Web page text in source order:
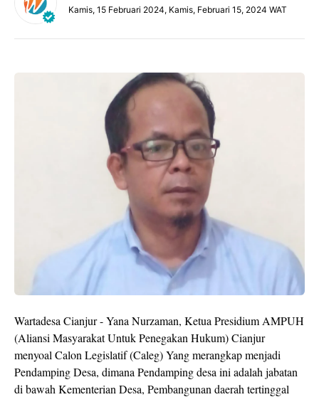
Kamis, 15 Februari 2024, Kamis, Februari 15, 2024 WAT
Wartadesa Cianjur - Yana Nurzaman, Ketua Presidium AMPUH
(Aliansi Masyarakat Untuk Penegakan Hukum) Cianjur
menyoal Calon Legislatif (Caleg) Yang merangkap menjadi
Pendamping Desa, dimana Pendamping desa ini adalah jabatan
di bawah Kementerian Desa, Pembangunan daerah tertinggal